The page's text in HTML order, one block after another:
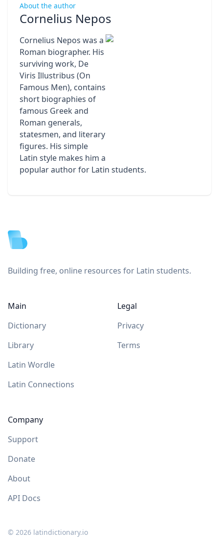
About the author
Cornelius Nepos
Cornelius Nepos was a
Roman biographer. His
surviving work, De
Viris Illustribus (On
Famous Men), contains
short biographies of
famous Greek and
Roman generals,
statesmen, and literary
figures. His simple
Latin style makes him a
popular author for Latin students.
Building free, online resources for Latin students.
Main
Dictionary
Library
Latin Wordle
Latin Connections
Company
Support
Donate
About
API Docs
Legal
Privacy
Terms
© 2026 latindictionary.io